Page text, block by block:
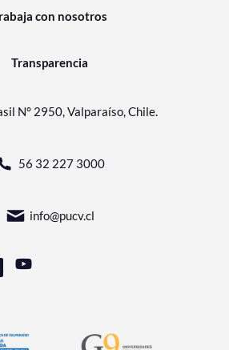
con nosotros
Transparencia
N° 2950, Valparaíso, Chile.
56 32 227 3000
info@pucv.cl